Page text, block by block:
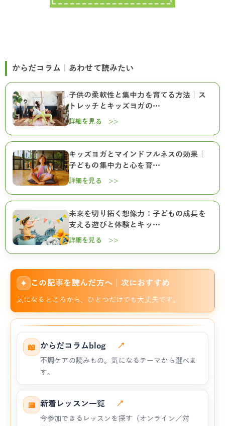
からだコラム｜あわせて読みたい
子供の柔軟性と集中力を育てる方法｜ス
トレッチとキッズヨガの…
詳細を見る >>
キッズヨガとマインドフルネスの効果｜
子どもの集中力と心を育…
詳細を見る >>
未来を切り拓く想像力：子どもの成長を
支える遊びと体験とキッ…
詳細を見る >>
✦ この記事を読んだ方へ｜次におすすめ
気になるところから、ひとつだけでも大丈夫です。
📖 からだコラムblog ↗
不調ケアの読みもの。気になるテーマから選べま
す。
📅 新着レッスン一覧 ↗
今参加できるレッスンを探す（オンライン／対